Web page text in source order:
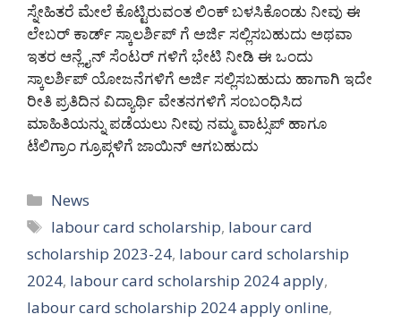
ಸ್ನೇಹಿತರೆ ಮೇಲೆ ಕೊಟ್ಟಿರುವಂತ ಲಿಂಕ್ ಬಳಸಿಕೊಂಡು ನೀವು ಈ
ಲೇಬರ್ ಕಾರ್ಡ್ ಸ್ಕಾಲರ್ಶಿಪ್ ಗೆ ಅರ್ಜಿ ಸಲ್ಲಿಸಬಹುದು ಅಥವಾ
ಇತರ ಆನ್ಲೈನ್ ಸೆಂಟರ್ ಗಳಿಗೆ ಭೇಟಿ ನೀಡಿ ಈ ಒಂದು
ಸ್ಕಾಲರ್ಶಿಪ್ ಯೋಜನೆಗಳಿಗೆ ಅರ್ಜಿ ಸಲ್ಲಿಸಬಹುದು ಹಾಗಾಗಿ ಇದೇ
ರೀತಿ ಪ್ರತಿದಿನ ವಿದ್ಯಾರ್ಥಿ ವೇತನಗಳಿಗೆ ಸಂಬಂಧಿಸಿದ
ಮಾಹಿತಿಯನ್ನು ಪಡೆಯಲು ನೀವು ನಮ್ಮ ವಾಟ್ಸಪ್ ಹಾಗೂ
ಟೆಲಿಗ್ರಾಂ ಗ್ರೂಪ್ಗಳಿಗೆ ಜಾಯಿನ್ ಆಗಬಹುದು
Categories
News
Tags
labour card scholarship, labour card
scholarship 2023-24, labour card scholarship
2024, labour card scholarship 2024 apply,
labour card scholarship 2024 apply online,